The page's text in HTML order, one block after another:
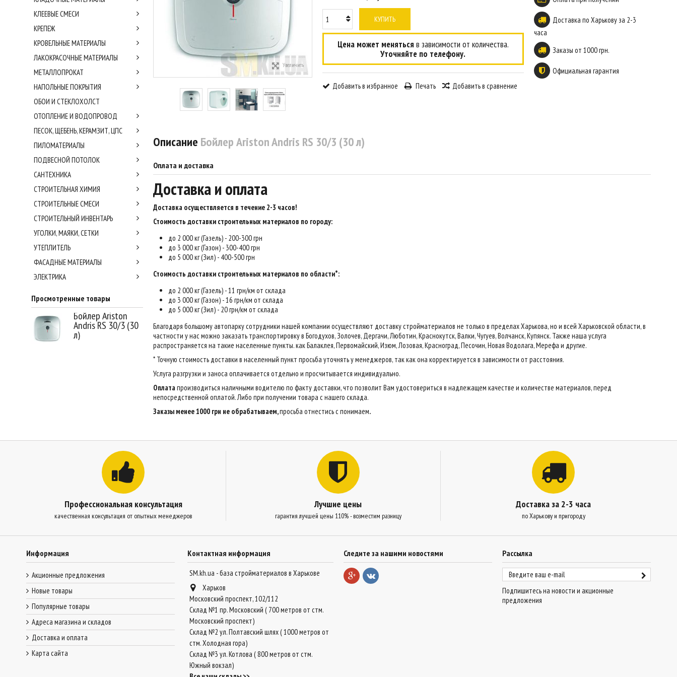
Увеличить
КУПИТЬ
Цена может меняться в зависимости от количества.
Уточняйте по телефону.
Добавить в избранное Печать Добавить в сравнение
Доставка по Харькову за 2-3
часа
Заказы от 1000 грн.
Официальная гарантия
Описание Бойлер Ariston Andris RS 30/3 (30 л)
Оплата и доставка
Доставка и оплата
Доставка осуществляется в течение 2-3 часов!
Стоимость доставки строительных материалов по городу:
до 2 000 кг (Газель) - 200-300 грн
до 3 000 кг (Газон) - 300-400 грн
до 5 000 кг (Зил) - 400-500 грн
Стоимость доставки строительных материалов по области*:
до 2 000 кг (Газель) - 11 грн/км от склада
до 3 000 кг (Газон) - 16 грн/км от склада
до 5 000 кг (Зил) - 20 грн/км от склада
Благодаря большому автопарку сотрудники нашей компании осуществляют доставку стройматериалов не только в пределах Харькова, но и всей Харьковской области, в
частности у нас можно заказать транспортировку в Богодухов, Золочев, Дергачи, Люботин, Краснокутск, Валки, Чугуев, Волчанск, Купянск. Также наша услуга
распространяется на такие населенные пункты. как Балаклея, Первомайский, Изюм, Лозовая, Красноград, Песочин, Новая Водолага, Мерефа и другие.
* Точную стоимость доставки в населенный пункт просьба уточнять у менеджеров, так как она корректируется в зависимости от расстояния.
Услуга разгрузки и заноса оплачивается отдельно и просчитывается индивидуально.
Оплатапроизводиться наличными водителю по факту доставки, что позволит Вам удостовериться в надлежащем качестве и количестве материалов, перед
непосредственной оплатой. Либо при получении товара с нашего склада.
Заказы менее 1000 грн не обрабатываем,просьба отнестись с понимаем.
КЛЕЕВЫЕ СМЕСИ
КРЕПЕЖ
КРОВЕЛЬНЫЕ МАТЕРИАЛЫ
ЛАКОКРАСОЧНЫЕ МАТЕРИАЛЫ
МЕТАЛЛОПРОКАТ
НАПОЛЬНЫЕ ПОКРЫТИЯ
ОБОИ И СТЕКЛОХОЛСТ
ОТОПЛЕНИЕ И ВОДОПРОВОД
ПЕСОК, ЩЕБЕНЬ, КЕРАМЗИТ, ЦПС
ПИЛОМАТЕРИАЛЫ
ПОДВЕСНОЙ ПОТОЛОК
САНТЕХНИКА
СТРОИТЕЛЬНАЯ ХИМИЯ
СТРОИТЕЛЬНЫЕ СМЕСИ
СТРОИТЕЛЬНЫЙ ИНВЕНТАРЬ
УГОЛКИ, МАЯКИ, СЕТКИ
УТЕПЛИТЕЛЬ
ФАСАДНЫЕ МАТЕРИАЛЫ
ЭЛЕКТРИКА
Просмотренные товары
Бойлер Ariston
Andris RS 30/3 (30
л)
Профессиональная консультация
качественная консультация от опытных менеджеров
Лучшие цены
гарантия лучшей цены 110% - возместим разницу
Доставка за 2-3 часа
по Харькову и пригороду
Информация
Акционные предложения
Новые товары
Популярные товары
Адреса магазина и складов
Доставка и оплата
Карта сайта
Контактная информация
SM.kh.ua - база стройматериалов в Харькове
Харьков
Московский проспект, 102/112
Склад №1 пр. Московский ( 700 метров от стм.
Московский проспект)
Склад №2 ул. Полтавский шлях ( 1000 метров от
стм. Холодная гора)
Склад №3 ул. Котлова ( 800 метров от стм.
Южный вокзал)
Рассылка
Подпишитесь на новости и акционные
предложения
Следите за нашими новостями